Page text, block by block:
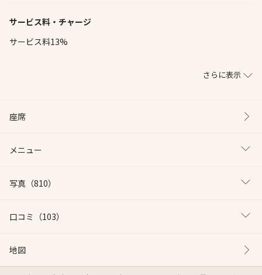
サービス料・チャージ
サービス料13%
さらに表示
座席
メニュー
写真 （810）
口コミ （103）
地図